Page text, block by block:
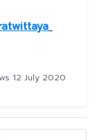
12 July 2020